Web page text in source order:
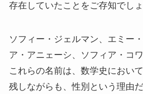
存在していたことをご存知でしょ
ソフィー・ジェルマン、エミー
ア・アニェーシ、ソフィア・
これらの名前は、数学史におい
残しながらも、性別という理由